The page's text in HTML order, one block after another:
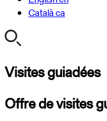
Catalàca
Visites guiadées
Offre de visites